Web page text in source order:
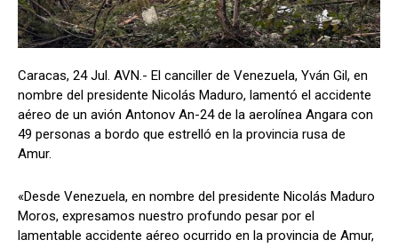
Caracas, 24 Jul. AVN.- El canciller de Venezuela, Yván Gil, en
nombre del presidente Nicolás Maduro, lamentó el accidente
aéreo de un avión Antonov An-24 de la aerolínea Angara con
49 personas a bordo que estrelló en la provincia rusa de
Amur.
«Desde Venezuela, en nombre del presidente Nicolás Maduro
Moros, expresamos nuestro profundo pesar por el
lamentable accidente aéreo ocurrido en la provincia de Amur,